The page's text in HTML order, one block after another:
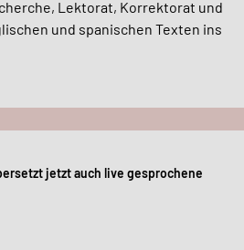
Lektorat, Korrektorat und
und spanischen Texten ins
jetzt auch live gesprochene